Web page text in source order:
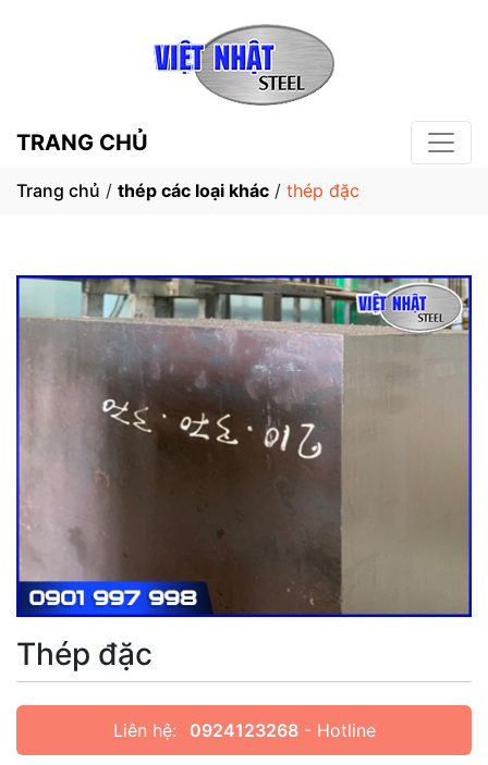
TRANG CHỦ
Trang chủ / thép các loại khác / thép đặc
Thép đặc
Liên hệ: 0924123268- Hotline